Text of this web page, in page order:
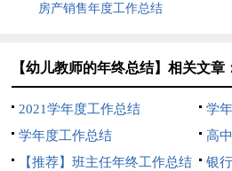
房产销售年度工作总结
【幼儿教师的年终总结】相关文章
2021学年度工作总结
学
学年度工作总结
高
【推荐】班主任年终工作总结
银